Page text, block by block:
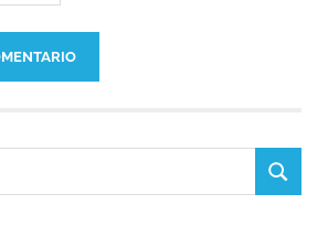
BUSCAR